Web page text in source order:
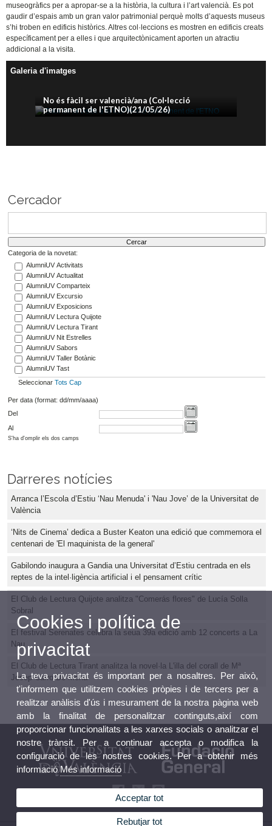
museogràfics per a apropar-se a la història, la cultura i l’art valencià. Es pot
gaudir d’espais amb un gran valor patrimonial perquè molts d’aquests museus
s’hi troben en edificis històrics. Altres col·leccions es mostren en edificis creats
específicament per a elles i que arquitectònicament aporten un atractiu
addicional a la visita.
Galeria d'imatges
No és fàcil ser valencià/ana (Col·lecció
permanent de l'ETNO)(21/05/26)
Cercador
Categoria de la novetat:
AlumniUV Activitats
AlumniUV Actualitat
AlumniUV Comparteix
AlumniUV Excursio
AlumniUV Exposicions
AlumniUV Lectura Quijote
AlumniUV Lectura Tirant
AlumniUV Nit Estrelles
AlumniUV Sabors
AlumniUV Taller Botànic
AlumniUV Tast
Seleccionar Tots Cap
Per data (format: dd/mm/aaaa)
Del
Al
S'ha d'omplir els dos camps
Darreres notícies
Arranca l’Escola d’Estiu ‘Nau Menuda' i 'Nau Jove’ de la Universitat de
València
‘Nits de Cinema’ dedica a Buster Keaton una edició que commemora el
centenari de 'El maquinista de la general'
Gabilondo inaugura a Gandia una Universitat d’Estiu centrada en els
reptes de la intel·ligència artificial i el pensament crític
El Club de Lectura Quijote analitza "Comerás flores" de Lucía Solla
Sobral
El festival Serenates celebra la seua 39a edició amb 12 concerts a La
Nau
El Club de Lectura Tirant analitza la novel·la L'illa del corall de Mª
Josep Carro De Mena
Cookies i política de
privacitat
La teva privacitat és important per a nosaltres. Per això,
t'informem que utilitzem cookies pròpies i de tercers per a
realitzar anàlisis d'ús i mesurament de la nostra pàgina web
amb la finalitat de personalitzar continguts,així com
proporcionar funcionalitats a les xarxes socials o analitzar el
nostre trànsit. Per a continuar accepta o modifica la
configuració de les nostres cookies. Per a obtenir més
informacióMés informació
Acceptar tot
Rebutjar tot